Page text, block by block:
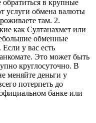
в крупные
услуги обмена валюты
там. 2.
как Султанахмет или
обменные
у вас есть
Это может быть
круглосуточно. В
меняйте деньги у
потерпеть до
банке или